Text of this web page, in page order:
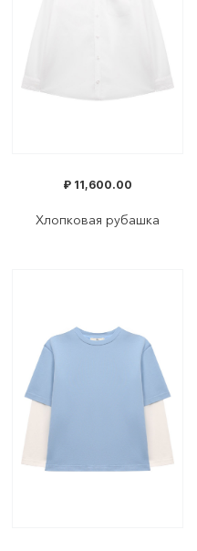
Хлопковая рубашка
₽11,600.00